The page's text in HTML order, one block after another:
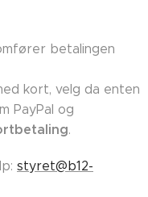
betalingen
kort, velg da enten
PayPal og
.
styret@b12-